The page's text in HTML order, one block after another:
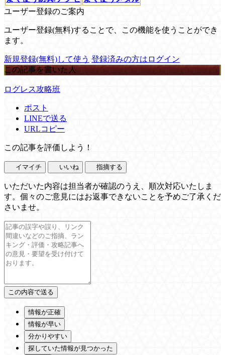
ユーザー登録のご案内
ユーザー登録(無料)することで、この機能を使うことができ
ます。
新規登録(無料)して使う 登録済みの方はログイン
この記事を書いた人
ログレス攻略班
ポスト
LINEで送る
URLコピー
この記事を評価しよう！
イマイチ いいね 指摘する
いただいた内容は担当者が確認のうえ、順次対応いたしま
す。個々のご意見にはお返事できないことを予めご了承くだ
さいませ。
情報が正確
情報が早い
分かりやすい
探していた情報が見つかった